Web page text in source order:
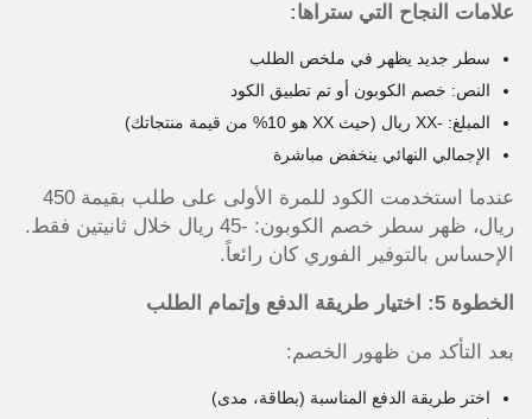
علامات النجاح التي ستراها:
سطر جديد يظهر في ملخص الطلب
النص: خصم الكوبون أو تم تطبيق الكود
المبلغ: -XX ريال (حيث XX هو 10% من قيمة منتجاتك)
الإجمالي النهائي ينخفض مباشرة
عندما استخدمت الكود للمرة الأولى على طلب بقيمة 450
ريال، ظهر سطر خصم الكوبون: -45 ريال خلال ثانيتين فقط.
الإحساس بالتوفير الفوري كان رائعاً.
الخطوة 5: اختيار طريقة الدفع وإتمام الطلب
بعد التأكد من ظهور الخصم:
اختر طريقة الدفع المناسبة (بطاقة، مدى)